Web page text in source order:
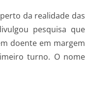
da realidade das
pesquisa que
doente em margem
turno. O nome